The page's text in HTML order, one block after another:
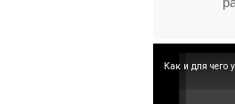
Как и для чего